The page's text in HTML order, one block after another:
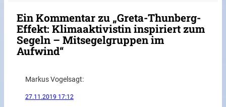
Ein Kommentar zu „Greta-Thunberg-
Effekt: Klimaaktivistin inspiriert zum
Segeln – Mitsegelgruppen im
Aufwind“
Markus Vogelsagt:
27.11.2019 17:12